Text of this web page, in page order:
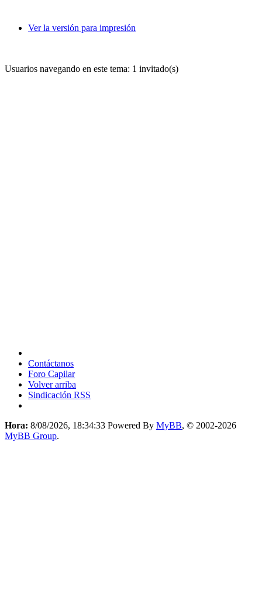
Ver la versión para impresión
Usuarios navegando en este tema: 1 invitado(s)
Contáctanos
Foro Capilar
Volver arriba
Sindicación RSS
Hora: 8/08/2026, 18:34:33 Powered By MyBB, © 2002-2026
MyBB Group.